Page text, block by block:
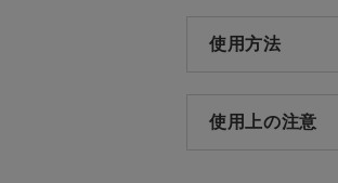
使用方法
使用上の注意